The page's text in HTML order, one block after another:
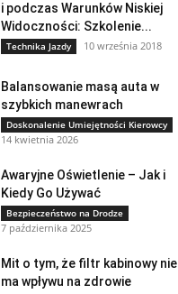
i podczas Warunków Niskiej
Widoczności: Szkolenie...
Technika Jazdy 10 września 2018
Balansowanie masą auta w
szybkich manewrach
Doskonalenie Umiejętności Kierowcy
14 kwietnia 2026
Awaryjne Oświetlenie – Jak i
Kiedy Go Używać
Bezpieczeństwo na Drodze
7 października 2025
Mit o tym, że filtr kabinowy nie
ma wpływu na zdrowie